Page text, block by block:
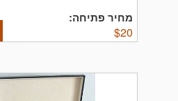
מחיר פתיחה:
$20